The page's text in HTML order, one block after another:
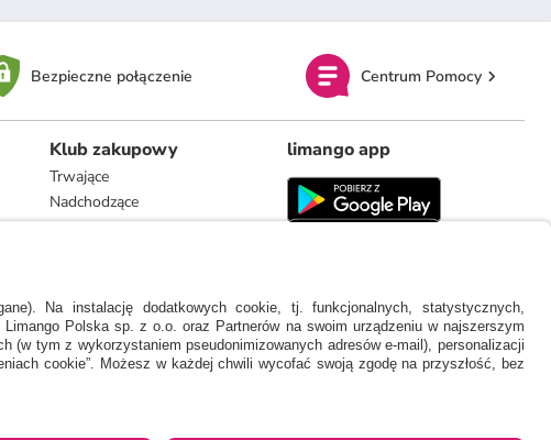
Bezpieczne połączenie Centrum Pomocy
Klub zakupowy
Trwające
Nadchodzące
limango app